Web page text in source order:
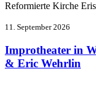
Reformierte Kirche
11. September 2026
Improtheater in
& Eric Wehrlin